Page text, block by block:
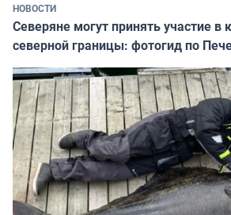
НОВОСТИ
Северяне могут принять участие в
северной границы: фотогид по